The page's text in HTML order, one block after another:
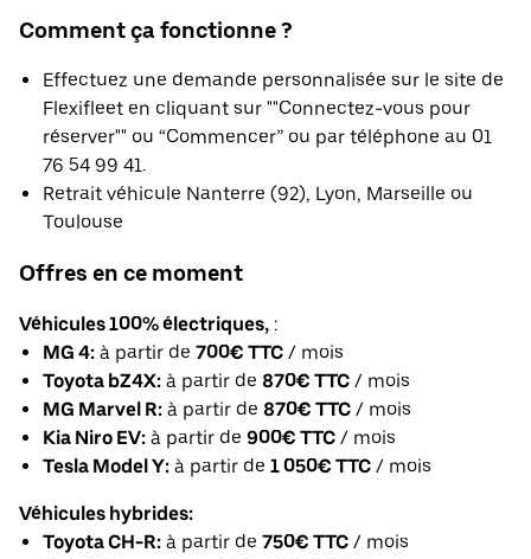
Comment ça fonctionne ?
Effectuez une demande personnalisée sur le site de
Flexifleet en cliquant sur ""Connectez-vous pour
réserver"" ou “Commencer” ou par téléphone au 01
76 54 99 41.
Retrait véhicule Nanterre (92), Lyon, Marseille ou
Toulouse
Offres en ce moment
Véhicules 100% électriques, :
MG 4: à partir de 700€ TTC / mois
Toyota bZ4X: à partir de 870€ TTC / mois
MG Marvel R: à partir de 870€ TTC / mois
Kia Niro EV: à partir de 900€ TTC / mois
Tesla Model Y: à partir de 1 050€ TTC / mois
Véhicules hybrides:
Toyota CH-R: à partir de 750€ TTC / mois